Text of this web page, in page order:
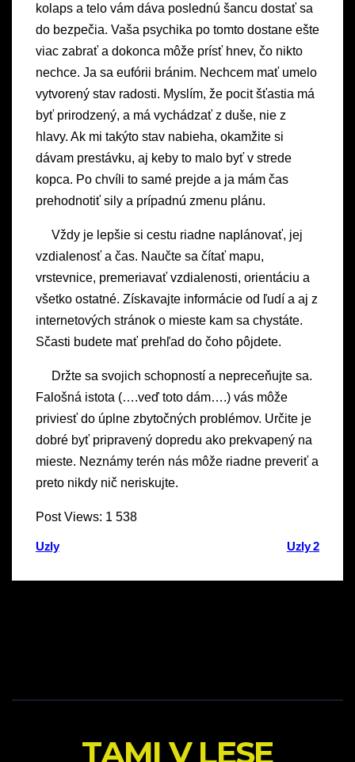
kolaps a telo vám dáva poslednú šancu dostať sa
do bezpečia. Vaša psychika po tomto dostane ešte
viac zabrať a dokonca môže prísť hnev, čo nikto
nechce. Ja sa eufórii bránim. Nechcem mať umelo
vytvorený stav radosti. Myslím, že pocit šťastia má
byť prirodzený, a má vychádzať z duše, nie z
hlavy. Ak mi takýto stav nabieha, okamžite si
dávam prestávku, aj keby to malo byť v strede
kopca. Po chvíli to samé prejde a ja mám čas
prehodnotiť sily a prípadnú zmenu plánu.
Vždy je lepšie si cestu riadne naplánovať, jej
vzdialenosť a čas. Naučte sa čítať mapu,
vrstevnice, premeriavať vzdialenosti, orientáciu a
všetko ostatné. Získavajte informácie od ľudí a aj z
internetových stránok o mieste kam sa chystáte.
Sčasti budete mať prehľad do čoho pôjdete.
Držte sa svojich schopností a nepreceňujte sa.
Falošná istota (….veď toto dám….) vás môže
priviesť do úplne zbytočných problémov. Určite je
dobré byť pripravený dopredu ako prekvapený na
mieste. Neznámy terén nás môže riadne preveriť a
preto nikdy nič neriskujte.
Post Views: 1 538
Navigácia
v
Uzly 2
Uzly
TAMI V LESE